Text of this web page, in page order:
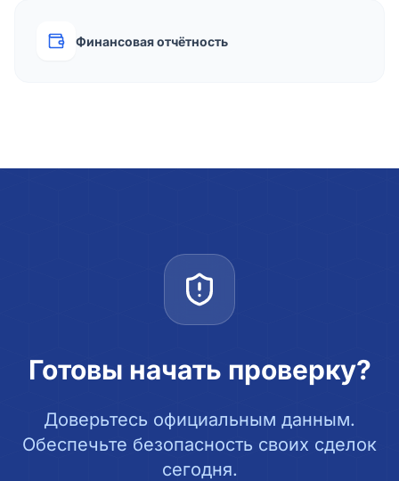
Финансовая отчётность
Готовы начать проверку?
Доверьтесь официальным данным.
Обеспечьте безопасность своих сделок
сегодня.